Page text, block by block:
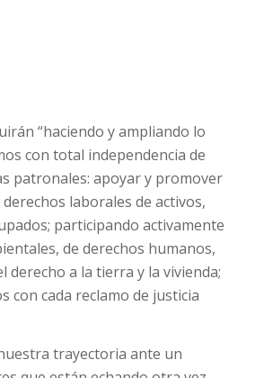
“haciendo y ampliando lo
con total independencia de
patronales: apoyar y promover
laborales de activos,
participando activamente
de derechos humanos,
derecho a la tierra y la vivienda;
con cada reclamo de justicia
trayectoria ante un